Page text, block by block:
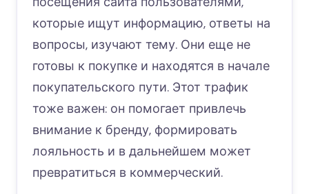
которые ищут информацию, ответы на
вопросы, изучают тему. Они еще не
готовы к покупке и находятся в начале
покупательского пути. Этот трафик
тоже важен: он помогает привлечь
внимание к бренду, формировать
лояльность и в дальнейшем может
превратиться в коммерческий.